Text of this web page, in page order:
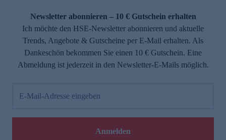
Newsletter abonnieren – 10 € Gutschein erhalten
Ich möchte den HSE-Newsletter abonnieren und aktuelle
Trends, Angebote & Gutscheine per E-Mail erhalten. Als
Dankeschön bekommen Sie einen 10 € Gutschein. Eine
Abmeldung ist jederzeit in den Newsletter-E-Mails möglich.
E-Mail-Adresse eingeben
Anmelden